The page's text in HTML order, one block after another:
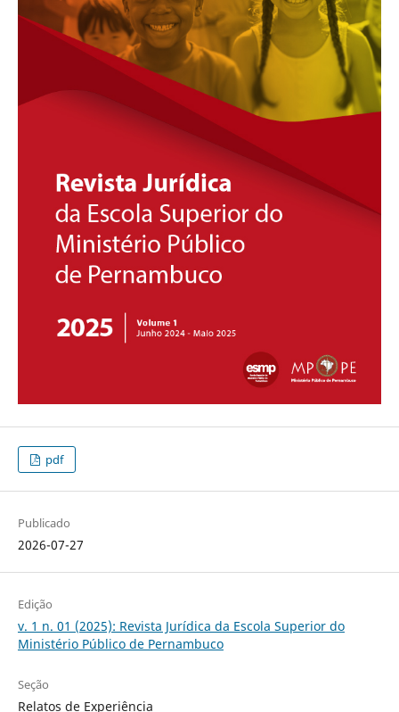
pdf
Publicado
2026-07-27
Edição
v. 1 n. 01 (2025): Revista Jurídica da Escola Superior do
Ministério Público de Pernambuco
Seção
Relatos de Experiência